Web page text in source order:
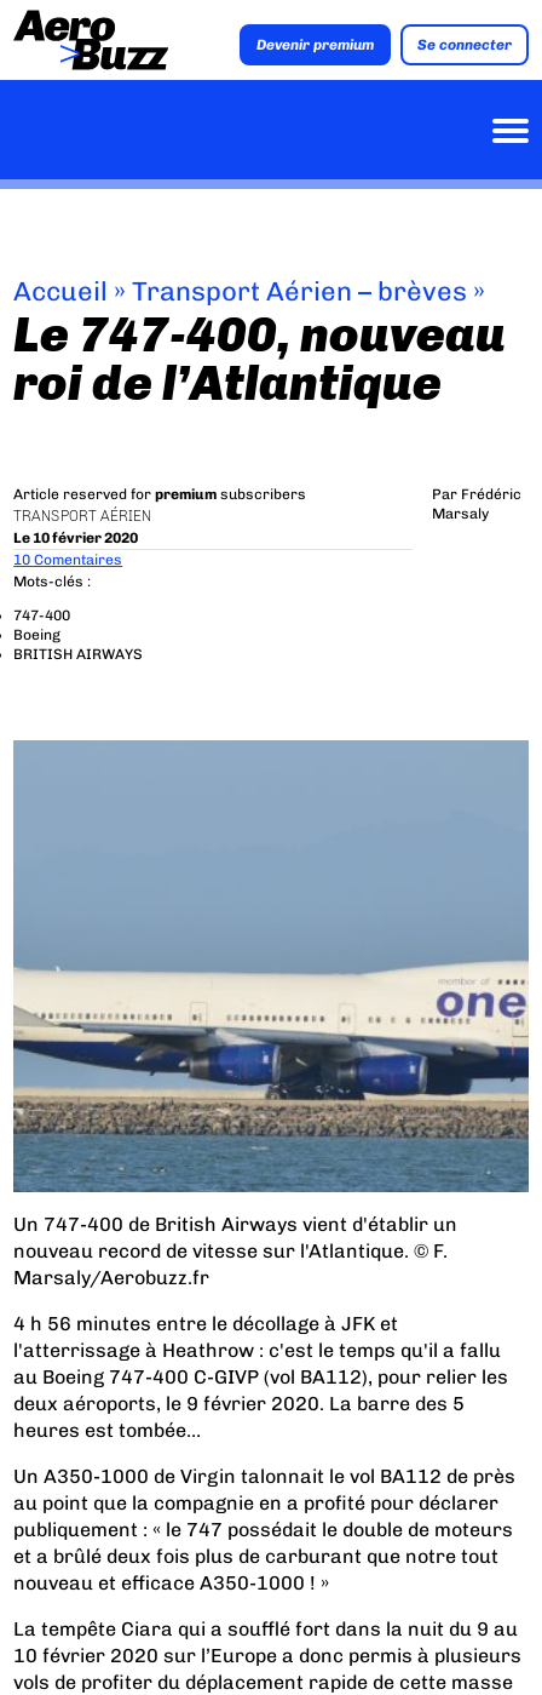
Devenir premium Se connecter
Accueil »Transport Aérien – brèves »
Le 747-400, nouveau
roi de l’Atlantique
Article reserved forpremium subscribers
TRANSPORT AÉRIEN
Le 10 février 2020
Par Frédéric
Marsaly
10 Comentaires
Mots-clés :
747-400
Boeing
BRITISH AIRWAYS
Un 747-400 de British Airways vient d'établir un
nouveau record de vitesse sur l'Atlantique. © F.
Marsaly/Aerobuzz.fr
4 h 56 minutes entre le décollage à JFK et
l'atterrissage à Heathrow : c'est le temps qu'il a fallu
au Boeing 747-400 C-GIVP (vol BA112), pour relier les
deux aéroports, le 9 février 2020. La barre des 5
heures est tombée…
Un A350-1000 de Virgin talonnait le vol BA112 de près
au point que la compagnie en a profité pour déclarer
publiquement : « le 747 possédait le double de moteurs
et a brûlé deux fois plus de carburant que notre tout
nouveau et efficace A350-1000 ! »
La tempête Ciara qui a soufflé fort dans la nuit du 9 au
10 février 2020 sur l’Europe a donc permis à plusieurs
vols de profiter du déplacement rapide de cette masse